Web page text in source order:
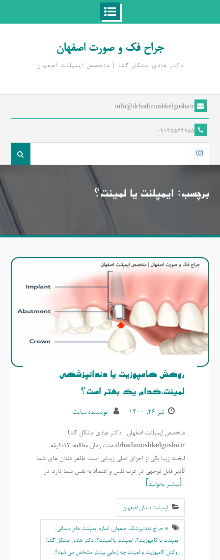
جراح فک و صورت اصفهان
دکتر هادی مشکل گشا | متخصص ايمپلنت اصفهان
info@drhadimoshkelgosha.ir
09135544955
برچسب: ایمپلنت یا لمینت؟
روکش کامپوزیت یا دندانپزشکی
لمینت،کدام یک بهتر است؟
تیر ۲۶, ۱۴۰۰ نویسنده سایت
متخصص ایمپلنت اصفهان | دکتر هادی مشکل گشا |
drhadimoshkelgosha.ir مدت زمان مطالعه: 12دقیقه
لبخند زیبا یکی از اجزای اصلی زیبایی است. ظاهر دندان های شما
تأثیر قابل توجهی در عزت نفس و اعتماد به نفس شما دارد. در
بیشتر بخوانید
ایمپلنت دندان اصفهان
* جراح دندانپزشک اصفهان, اندازه ایمپلنت های دندانی,
ایمپلنت یا کامپوزیت؟, ایمپلنت یا لمینت؟,دکتر هادی مشکل گشا,
روکش کامپوزیت و لمینت چه زمانی بیشتر مشخص می شود؟,